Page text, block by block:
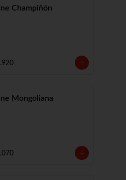
Champiñón
Mongoliana